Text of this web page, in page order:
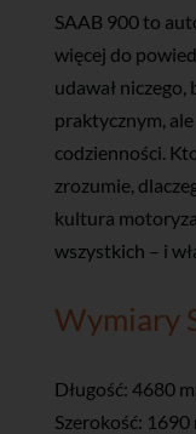
SAAB 900 to
więcej do
udawał niczego,
praktycznym,
codzienności.
zrozumie,
kultura
wszystkich – i
Wymiary
Długość: 4680
Szerokość: 1690